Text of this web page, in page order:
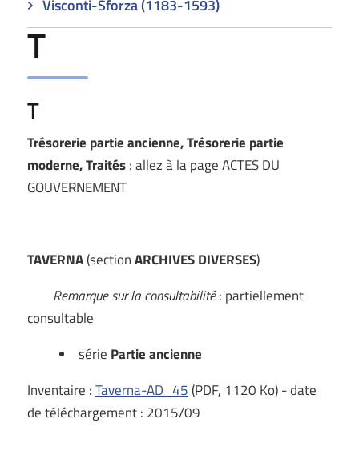
Visconti-Sforza (1183-1593)
T
T
Trésorerie partie ancienne, Trésorerie partie
moderne, Traités: allez à la page ACTES DU
GOUVERNEMENT
TAVERNA(sectionARCHIVES DIVERSES)
Remarque sur la consultabilité: partiellement
consultable
série Partie ancienne
Inventaire :Taverna-AD_45(PDF, 1120 Ko) - date
de téléchargement : 2015/09